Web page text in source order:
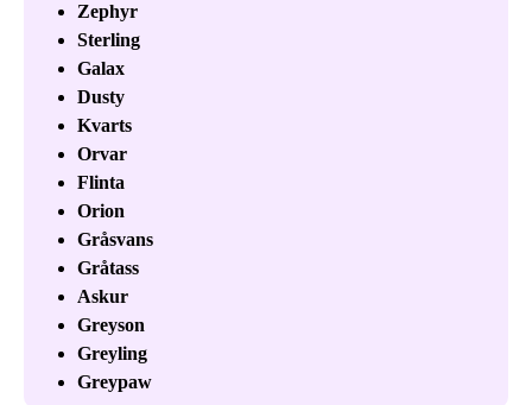
Zephyr
Sterling
Galax
Dusty
Kvarts
Orvar
Flinta
Orion
Gråsvans
Gråtass
Askur
Greyson
Greyling
Greypaw